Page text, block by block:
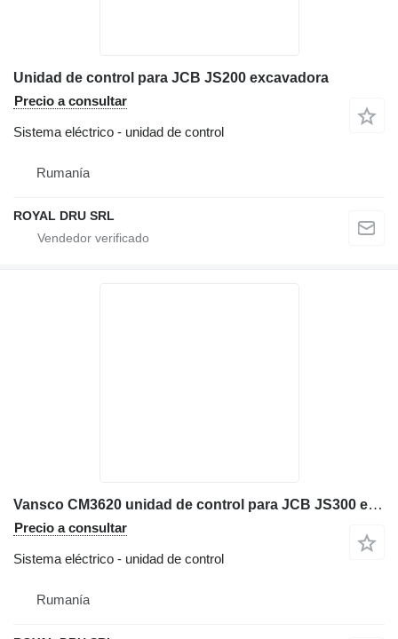
Unidad de control para JCB JS200 excavadora
Precio a consultar
Sistema eléctrico - unidad de control
Rumanía
ROYAL DRU SRL
Vansco CM3620 unidad de control para JCB JS300 excavadora
Precio a consultar
Sistema eléctrico - unidad de control
Rumanía